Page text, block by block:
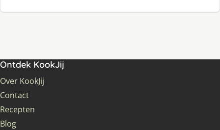
Ontdek KookJij
Over KookJij
Contact
Recepten
Blog